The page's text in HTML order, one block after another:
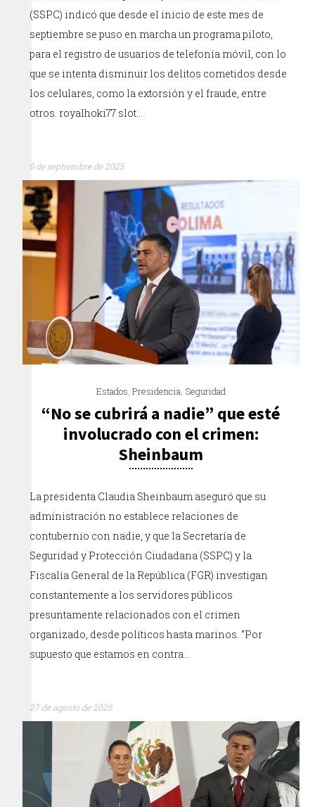
(SSPC) indicó que desde el inicio de este mes de
septiembre se puso en marcha un programa piloto,
para el registro de usuarios de telefonía móvil, con lo
que se intenta disminuir los delitos cometidos desde
los celulares, como la extorsión y el fraude, entre
otros. royalhoki77 slot…
5 de septiembre de 2025
Estados, Presidencia, Seguridad
“No se cubrirá a nadie” que esté
involucrado con el crimen:
Sheinbaum
La presidenta Claudia Sheinbaum aseguró que su
administración no establece relaciones de
contubernio con nadie, y que la Secretaría de
Seguridad y Protección Ciudadana (SSPC) y la
Fiscalía General de la República (FGR) investigan
constantemente a los servidores públicos
presuntamente relacionados con el crimen
organizado, desde políticos hasta marinos. “Por
supuesto que estamos en contra…
27 de agosto de 2025